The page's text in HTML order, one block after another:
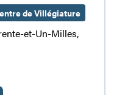
de Villégiature
et-Un-Milles,